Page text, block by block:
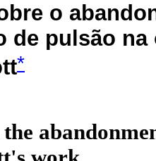
o
de pulsão na
*
the